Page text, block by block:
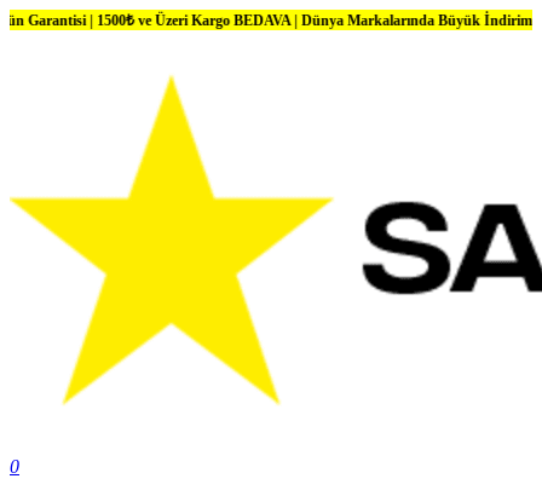
ve Üzeri Kargo BEDAVA | Dünya Markalarında Büyük İndirimler
0